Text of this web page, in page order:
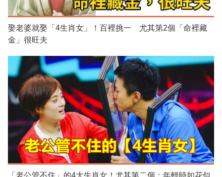
娶老婆就娶「4生肖女」！百裡挑一 尤其第2個「命裡藏
金」很旺夫